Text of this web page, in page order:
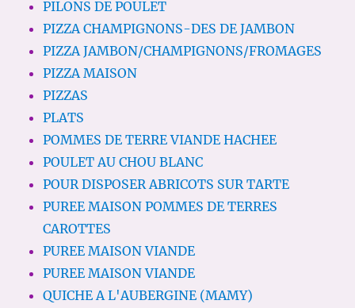
PILONS DE POULET
PIZZA CHAMPIGNONS-DES DE JAMBON
PIZZA JAMBON/CHAMPIGNONS/FROMAGES
PIZZA MAISON
PIZZAS
PLATS
POMMES DE TERRE VIANDE HACHEE
POULET AU CHOU BLANC
POUR DISPOSER ABRICOTS SUR TARTE
PUREE MAISON POMMES DE TERRES
CAROTTES
PUREE MAISON VIANDE
PUREE MAISON VIANDE
QUICHE A L'AUBERGINE (MAMY)